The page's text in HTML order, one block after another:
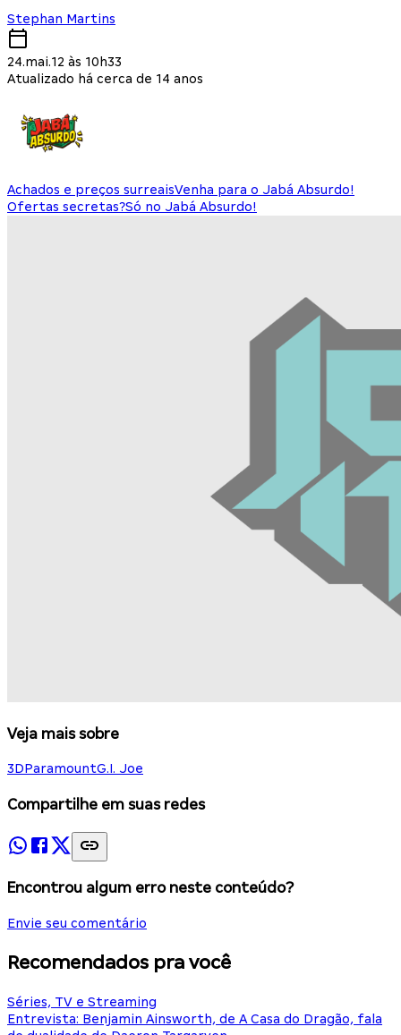
Stephan Martins
24.mai.12 às 10h33
Atualizado há cerca de 14 anos
Achados e preços surreaisVenha para o Jabá Absurdo!
Ofertas secretas?Só no Jabá Absurdo!
Veja mais sobre
3DParamountG.I. Joe
Compartilhe em suas redes
Encontrou algum erro neste conteúdo?
Envie seu comentário
Recomendados pra você
Séries, TV e Streaming
Entrevista: Benjamin Ainsworth, de A Casa do Dragão, fala